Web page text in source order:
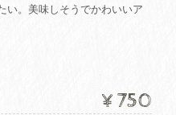
い。美味しそうでかわいいア
¥750